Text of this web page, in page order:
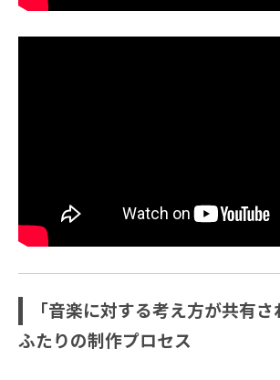
「音楽に対する考え方が共有
ふたりの制作プロセス